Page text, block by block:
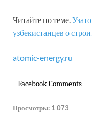
Читайте по теме.
узбекистанцев о
atomic-energy.ru
Facebook Comments
Просмотры: 1 073